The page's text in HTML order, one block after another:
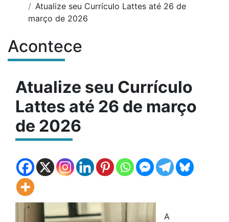
Atualize seu Currículo Lattes até 26 de
março de 2026
Conteúdo do site
Acontece
Atualize seu Currículo
Lattes até 26 de março
de 2026
A